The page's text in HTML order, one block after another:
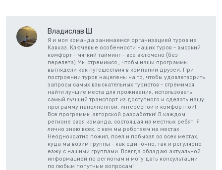
Владислав Ш
Я и моя команда занимаемся организацией туров на
Кавказ. Ключевые особенности наших туров - высокий
комфорт - мягкий тайминг - все включено (без
перелета) Мы стремимся , чтобы наши программы
выглядели как путешествия в компании друзей. При
построении туров нацелены на то, чтобы удовлетворить
запросы самых взыскательных туристов - стремимся
найти лучшие места для проживания, использовать
самый лучший транспорт из доступного и сделать нашу
программу наполненной, интересной и комфортной!
Все программы авторской разработки! В каждом
регионе своя команда, состоящая из местных ребят! Я
лично знаю всех, с кем мы работаем на местах.
Неоднократно пожил, поел и побывал во всех местах,
куда мы возим группы - как одиночно, так и регулярно
езжу с нашими группами. Всегда обладаю актуальной
информацией по регионам и могу дать консультации
по любым попутным вопросам!